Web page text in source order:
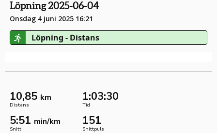
Löpning 2025-06-04
Onsdag 4 juni 2025 16:21
Löpning - Distans
10,85 km
Distans
1:03:30
Tid
5:51 min/km
Snitt
151
Snittpuls